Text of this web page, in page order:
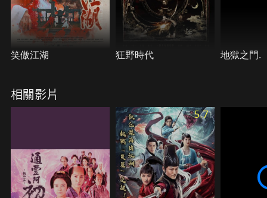
笑傲江湖 狂野時代 地獄之門.
相關影片
5.7